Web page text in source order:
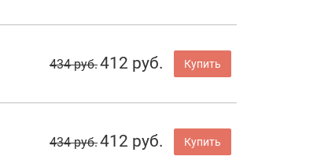
434 руб.412 руб. Купить
434 руб.412 руб. Купить